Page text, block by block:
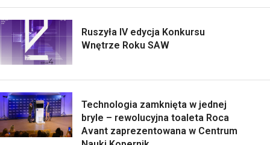
Ruszyła IV edycja Konkursu
Wnętrze Roku SAW
Technologia zamknięta w jednej
bryle – rewolucyjna toaleta Roca
Avant zaprezentowana w Centrum